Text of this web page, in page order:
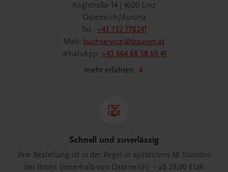
Köglstraße 14 | 4020 Linz
Österreich/Austria
Tel.: +43 732 778241
Mail: buchservice@trauner.at
WhatsApp: +43 664 88 58 69 41
mehr erfahren
Schnell und zuverlässig
Ihre Bestellung ist in der Regel in spätestens 48 Stunden
bei Ihnen (innerhalb von Österreich) – ab 29,00 EUR